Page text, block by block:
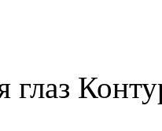
глаз